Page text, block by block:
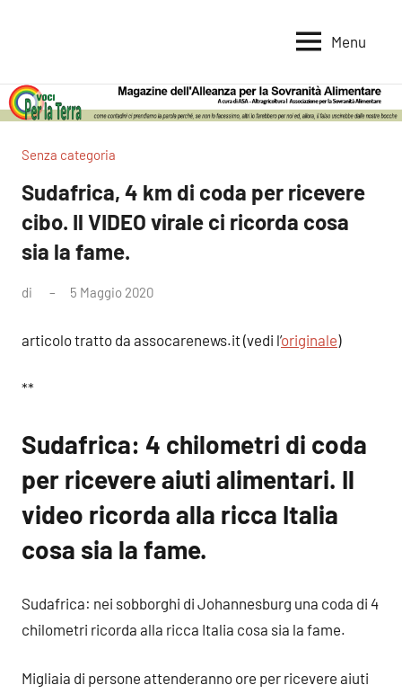
per
la
Terra
per
la
Alimentare
Menu
Senza categoria
Sudafrica, 4 km di coda per ricevere
cibo. Il VIDEO virale ci ricorda cosa
sia la fame.
di 5 Maggio 2020
articolo tratto da assocarenews.it (vedi l’originale)
**
Sudafrica: 4 chilometri di coda
per ricevere aiuti alimentari. Il
video ricorda alla ricca Italia
cosa sia la fame.
Sudafrica: nei sobborghi di Johannesburg una coda di 4
chilometri ricorda alla ricca Italia cosa sia la fame.
Migliaia di persone attenderanno ore per ricevere aiuti